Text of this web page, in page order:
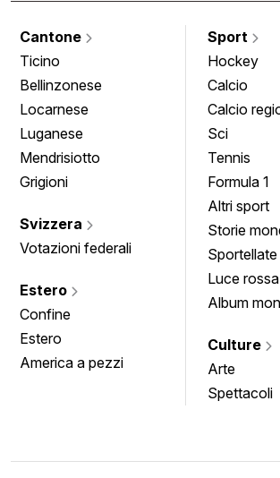
Cantone
Ticino
Bellinzonese
Locarnese
Luganese
Mendrisiotto
Grigioni
Svizzera
Votazioni federali
Estero
Confine
Estero
America a pezzi
Sport
Hockey
Calcio
Calcio
Sci
Tennis
Formula 1
Altri sport
Storie
Sportellate
Luce rossa
Album
Culture
Arte
Spettacoli